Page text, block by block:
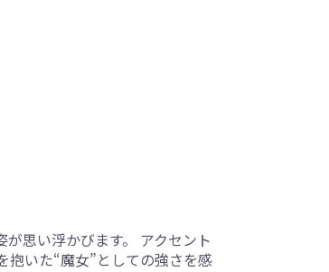
思い浮かびます。 アクセント
抱いた“魔女”としての強さを感